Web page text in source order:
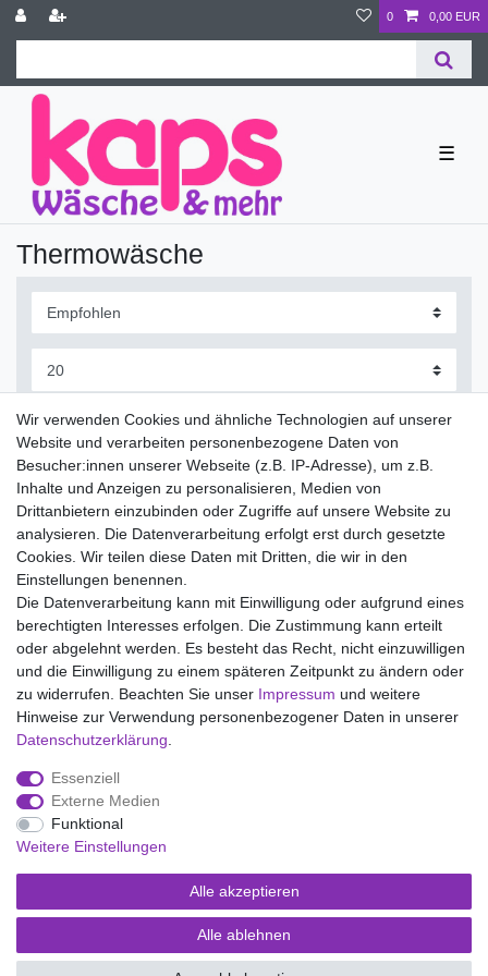
0 0,00 EUR
☰
Thermowäsche
Wir liefern mit DHL (auch Samstags)
14 Tage Rückgaberecht
Impressum Daten­schutz­erklärung AGB
Widerrufs­recht
Wir verwenden Cookies und ähnliche Technologien auf unserer
Website und verarbeiten personenbezogene Daten von
Besucher:innen unserer Webseite (z.B. IP-Adresse), um z.B.
Inhalte und Anzeigen zu personalisieren, Medien von
Drittanbietern einzubinden oder Zugriffe auf unsere Website zu
analysieren. Die Datenverarbeitung erfolgt erst durch gesetzte
Cookies. Wir teilen diese Daten mit Dritten, die wir in den
Einstellungen benennen.
Die Datenverarbeitung kann mit Einwilligung oder aufgrund eines
berechtigten Interesses erfolgen. Die Zustimmung kann erteilt
oder abgelehnt werden. Es besteht das Recht, nicht einzuwilligen
und die Einwilligung zu einem späteren Zeitpunkt zu ändern oder
zu widerrufen. Beachten Sie unser Impressum und weitere
Hinweise zur Verwendung personenbezogener Daten in unserer
Daten­schutz­erklärung
Essenziell
Externe Medien
Funktional
Weitere Einstellungen
Alle akzeptieren
Alle ablehnen